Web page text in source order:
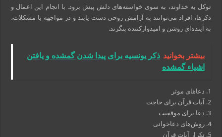
توکل به خداوند، به سوی خواسته‌های دلش پیش برود. با انجام این اعمال و
ذکرها، افراد می‌توانند به آرامش روحی دست یابند و در مواجهه با مشکلات،
به آینده‌ای روشن و امیدوارکننده بنگرند.
بیشتر بخوانید ذکر یونسیه برای پیدا شدن گمشده و یافتن
اشیاء گمشده
1. دعاهای موثر
2. آیات قرآن برای حاجت
3. دعا برای موفقیت
4. روش‌های دعاخوانی
5. تکرار آیات قرآن